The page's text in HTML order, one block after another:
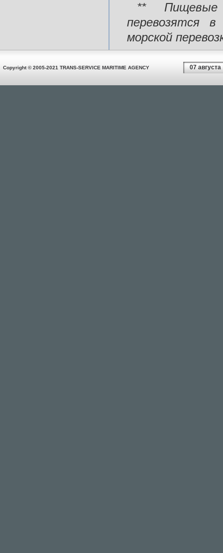
** Пищевые
перевозятся
морской
Copyright © 2005-2021 TRANS-SERVICE MARITIME AGENCY 07 августа